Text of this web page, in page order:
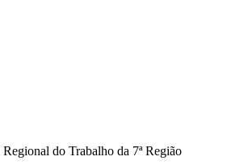
do Trabalho da 7ª Região